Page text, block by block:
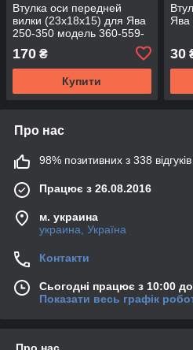
Втулка оси передней
вилки (23x18x15) для Ява
250-350 модель 360-559-
(Чехия)
170 ₴
Купити
Ява
30
Про нас
98% позитивних з 338 відгуків
Працює з 26.08.2016
м. украина
украина, Україна
Контакти
Сьогодні працює з 10:00
Показати весь графік